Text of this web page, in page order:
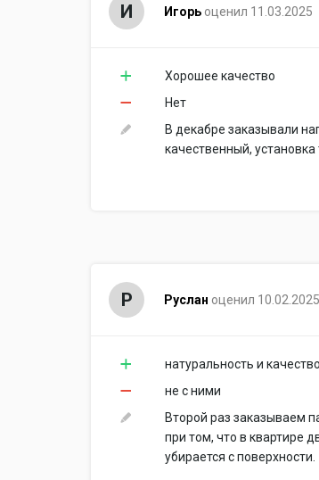
И Игорь оценил 11.03.2025
Хорошее качество
Нет
В декабре заказывали
качественный,
Р Руслан оценил 10.02.2025
натуральность и качество
не с ними
Второй раз заказываем
при том, что в квартире
убирается с поверхности.